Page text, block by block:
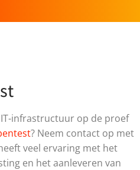
infrastructuur op de proef
? Neem contact op met
veel ervaring met het
en het aanleveren van